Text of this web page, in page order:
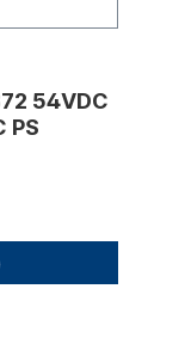
54VDC
PS